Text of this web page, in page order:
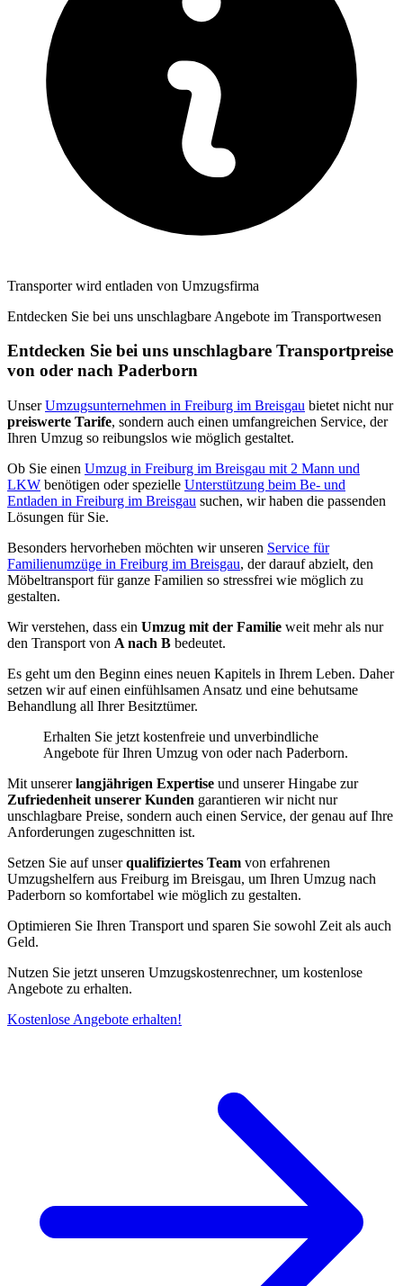
Transporter wird entladen von Umzugsfirma
Entdecken Sie bei uns unschlagbare Angebote im Transportwesen
Entdecken Sie bei uns unschlagbare Transportpreise
von oder nach Paderborn
UnserUmzugsunternehmen in Freiburg im Breisgau bietet nicht nur
preiswerte Tarife, sondern auch einen umfangreichen Service, der
Ihren Umzug so reibungslos wie möglich gestaltet.
Ob Sie einen Umzug in Freiburg im Breisgau mit 2 Mann und
LKW benötigen oder spezielle Unterstützung beim Be- und
Entladen in Freiburg im Breisgau suchen, wir haben die passenden
Lösungen für Sie.
Besonders hervorheben möchten wir unseren Service für
Familienumzüge in Freiburg im Breisgau, der darauf abzielt, den
Möbeltransport für ganze Familien so stressfrei wie möglich zu
gestalten.
Wir verstehen, dass ein Umzug mit der Familie weit mehr als nur
den Transport von A nach B bedeutet.
Es geht um den Beginn eines neuen Kapitels in Ihrem Leben. Daher
setzen wir auf einen einfühlsamen Ansatz und eine behutsame
Behandlung all Ihrer Besitztümer.
Erhalten Sie jetzt kostenfreie und unverbindliche
Angebote für Ihren Umzug von oder nach Paderborn.
Mit unsererlangjährigen Expertise und unserer Hingabe zur
Zufriedenheit unserer Kunden garantieren wir nicht nur
unschlagbare Preise, sondern auch einen Service, der genau auf Ihre
Anforderungen zugeschnitten ist.
Setzen Sie auf unserqualifiziertes Team von erfahrenen
Umzugshelfern aus Freiburg im Breisgau, um Ihren Umzug nach
Paderborn so komfortabel wie möglich zu gestalten.
Optimieren Sie Ihren Transport und sparen Sie sowohl Zeit als auch
Geld.
Nutzen Sie jetzt unseren Umzugskostenrechner, um kostenlose
Angebote zu erhalten.
Kostenlose Angebote erhalten!